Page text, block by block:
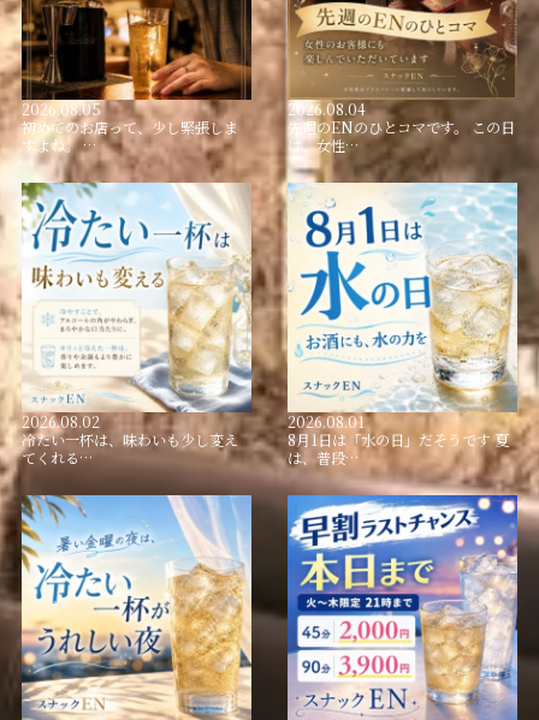
2026.08.05
初めてのお店って、少し緊張しま
すよね。 …
2026.08.04
先週のENのひとコマです。 この日
は、女性…
2026.08.02
冷たい一杯は、味わいも少し変え
てくれる…
2026.08.01
8月1日は「水の日」だそうです 夏
は、普段…